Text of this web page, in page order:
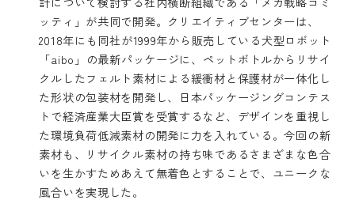
ッティ」が共同で開発。クリエイティブセンターは、
2018年にも同社が1999年から販売している犬型ロボット
「aibo」の最新パッケージに、ペットボトルからリサイ
クルしたフェルト素材による緩衝材と保護材が一体化し
た形状の包装材を開発し、日本パッケージングコンテス
トで経済産業大臣賞を受賞するなど、デザインを重視し
た環境負荷低減素材の開発に力を入れている。今回の新
素材も、リサイクル素材の持ち味であるさまざまな色合
いを生かすためあえて無着色とすることで、ユニークな
風合いを実現した。